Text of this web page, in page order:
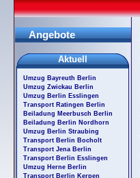
Angebote
Aktuell
Umzug Bayreuth Berlin
Umzug Zwickau Berlin
Umzug Berlin Esslingen
Transport Ratingen Berlin
Beiladung Meerbusch Berlin
Beiladung Berlin Nordhorn
Umzug Berlin Straubing
Transport Berlin Bocholt
Transport Jena Berlin
Transport Berlin Esslingen
Umzug Herne Berlin
Transport Berlin Kerpen